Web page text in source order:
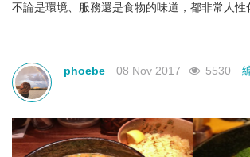
不論是環境、服務還是食物的味道，都非常人性
phoebe 08 Nov 2017 5530